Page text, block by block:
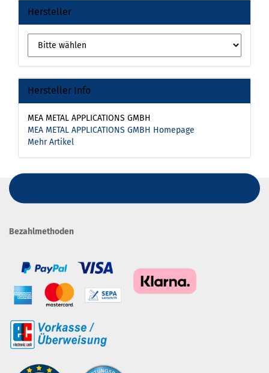
Hersteller
Hersteller Info
MEA METAL APPLICATIONS GMBH
MEA METAL APPLICATIONS GMBH Homepage
Mehr Artikel
Bezahlmethoden